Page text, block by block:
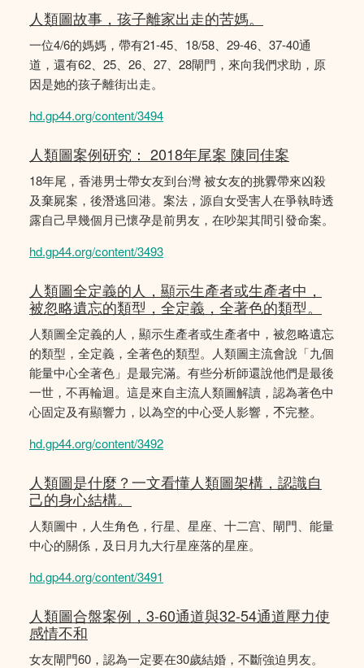
人類圖故事，孩子離家出走的苦媽。
一位4/6的媽媽，帶有21-45、18/58、29-46、37-40通
道，還有62、25、26、27、28閘門，來向我們求助，原
因是她的孩子離街出走。
hd.gp44.org/content/3494
人類圖案例研究： 2018年尾案 陳同佳案
18年尾，香港男士帶女友到台灣 被女友的挑釁帶來凶殺
及棄屍案，後潛逃回港。案法，源自女受害人在爭執時透
露自己早幾個月已懷孕是前男友，在吵架其間引發命案。
hd.gp44.org/content/3493
人類圖全定義的人，顯示生產者或生產者中，
被忽略遺忘的類型，全定義，全著色的類型。
人類圖全定義的人，顯示生產者或生產者中，被忽略遺忘
的類型，全定義，全著色的類型。人類圖主流會說「九個
能量中心全著色」是最完滿。有些分析師還說他們是最後
一世，不再輪迴。這是來自主流人類圖解讀，認為著色中
心固定及有顯響力，以為空的中心受人影響，𣎴完整。
hd.gp44.org/content/3492
人類圖是什麼？一文看懂人類圖架構，認識自
己的身心結構。
人類圖中，人生角色，行星、星座、十二宫、閘門、能量
中心的關係，及日月九大行星座落的星座。
hd.gp44.org/content/3491
人類圖合盤案例，3-60通道與32-54通道壓力使
感情不和
女友閘門60，認為一定要在30歲結婚，不斷強迫男友。